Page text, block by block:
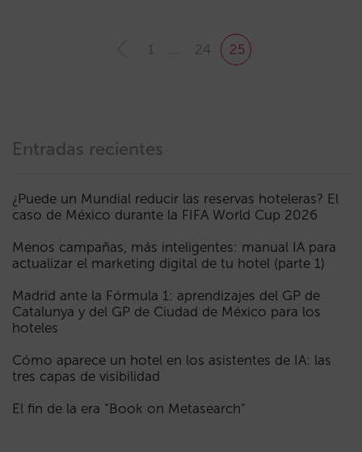
1 24 25
Entradas recientes
¿Puede un Mundial reducir las reservas hoteleras? El
caso de México durante la FIFA World Cup 2026
Menos campañas, más inteligentes: manual IA para
actualizar el marketing digital de tu hotel (parte 1)
Madrid ante la Fórmula 1: aprendizajes del GP de
Catalunya y del GP de Ciudad de México para los
hoteles
Cómo aparece un hotel en los asistentes de IA: las
tres capas de visibilidad
El fin de la era “Book on Metasearch”